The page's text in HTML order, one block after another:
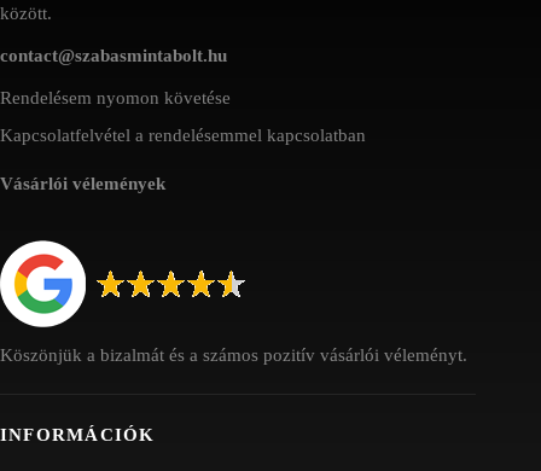
között.
contact@szabasmintabolt.hu
Rendelésem nyomon követése
Kapcsolatfelvétel a rendelésemmel kapcsolatban
Vásárlói vélemények
Köszönjük a bizalmát és a számos pozitív vásárlói véleményt.
INFORMÁCIÓK